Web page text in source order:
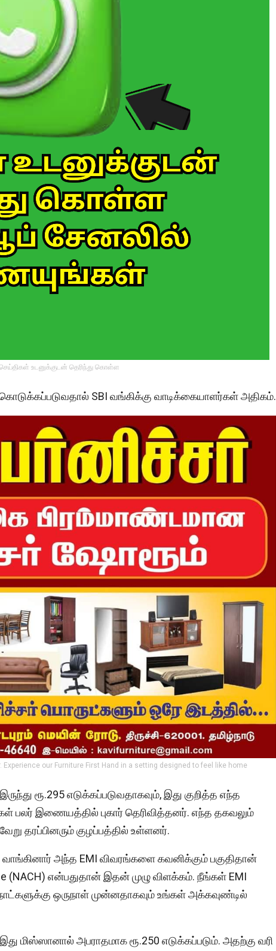
செய்திகள் உடனுக்குடன் தெரிந்து கொள்ள
SBI வங்கிக்கு வாடிக்கையாளர்கள் அதிகம்.
our Furniture First Hand in a setting designed to feel like home
ரூ.295 எடுக்கப்படுவதாகவும், இது குறித்த எந்த
பலர் இணையத்தில் புகார் தெரிவித்தனர். எந்த தகவலும்
தரப்பினரும் குழப்பத்தில் உள்ளனர்.
அந்த EMI விவரங்களை கவனிக்கும் பகுதிதான்
(NACH) என்பதுதான் இதன் முழு விளக்கம். நீங்கள் EMI
ஒருநாள் முன்னதாகவும் உங்கள் அக்கவுண்டில்
மிஸ்ஸானால் அபராதமாக ரூ.250 எடுக்கப்படும். அதற்கு வரி